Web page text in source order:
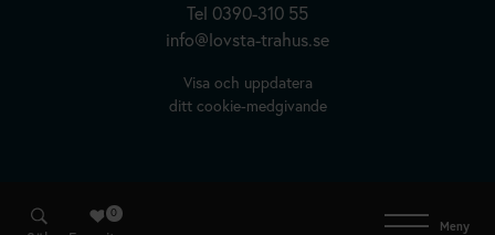
Meny
0
Tel 0390-310 55
info@lovsta-trahus.se
Visa och uppdatera
ditt cookie-medgivande